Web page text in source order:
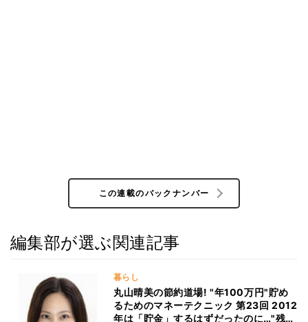
この連載のバックナンバー
編集部が選ぶ関連記事
暮らし
丸山晴美の節約道場! "年100万円"貯め
るためのマネーテクニック 第23回 2012
年は「貯金」するはずだったのに…"残り